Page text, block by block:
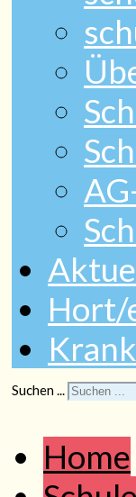
Hort/
Suchen ...
Home